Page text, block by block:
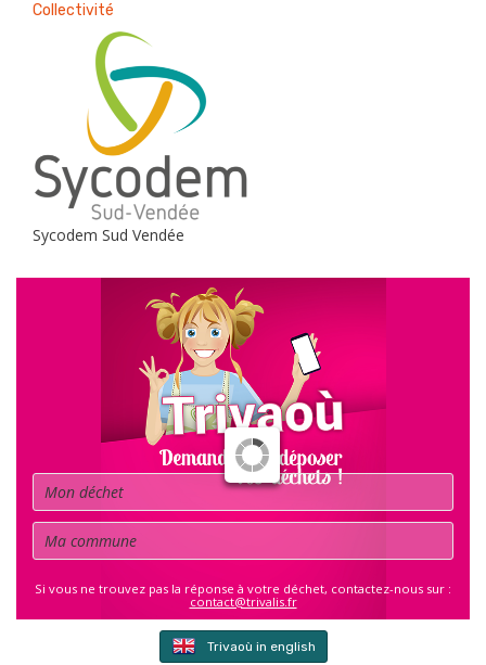
Collectivité
Sycodem Sud Vendée
Déchet
Commune
Si vous ne trouvez pas la réponse à votre déchet, contactez-nous sur :
contact@trivalis.fr
Trivaoù in english